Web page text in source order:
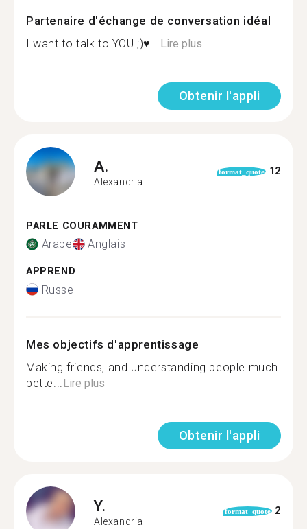
Partenaire d'échange de conversation idéal
I want to talk to YOU ;)♥... Lire plus
Obtenir l'appli
A.
Alexandria
format_quote 12
PARLE COURAMMENT
Arabe Anglais
APPREND
Russe
Mes objectifs d'apprentissage
Making friends, and understanding people much
bette... Lire plus
Obtenir l'appli
Y.
Alexandria
format_quote 2